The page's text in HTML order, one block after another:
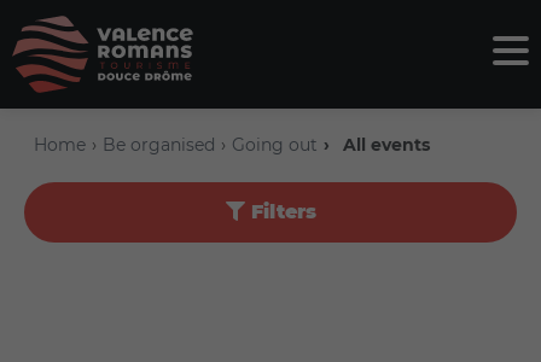
Home Be organised Going out All events
Filters